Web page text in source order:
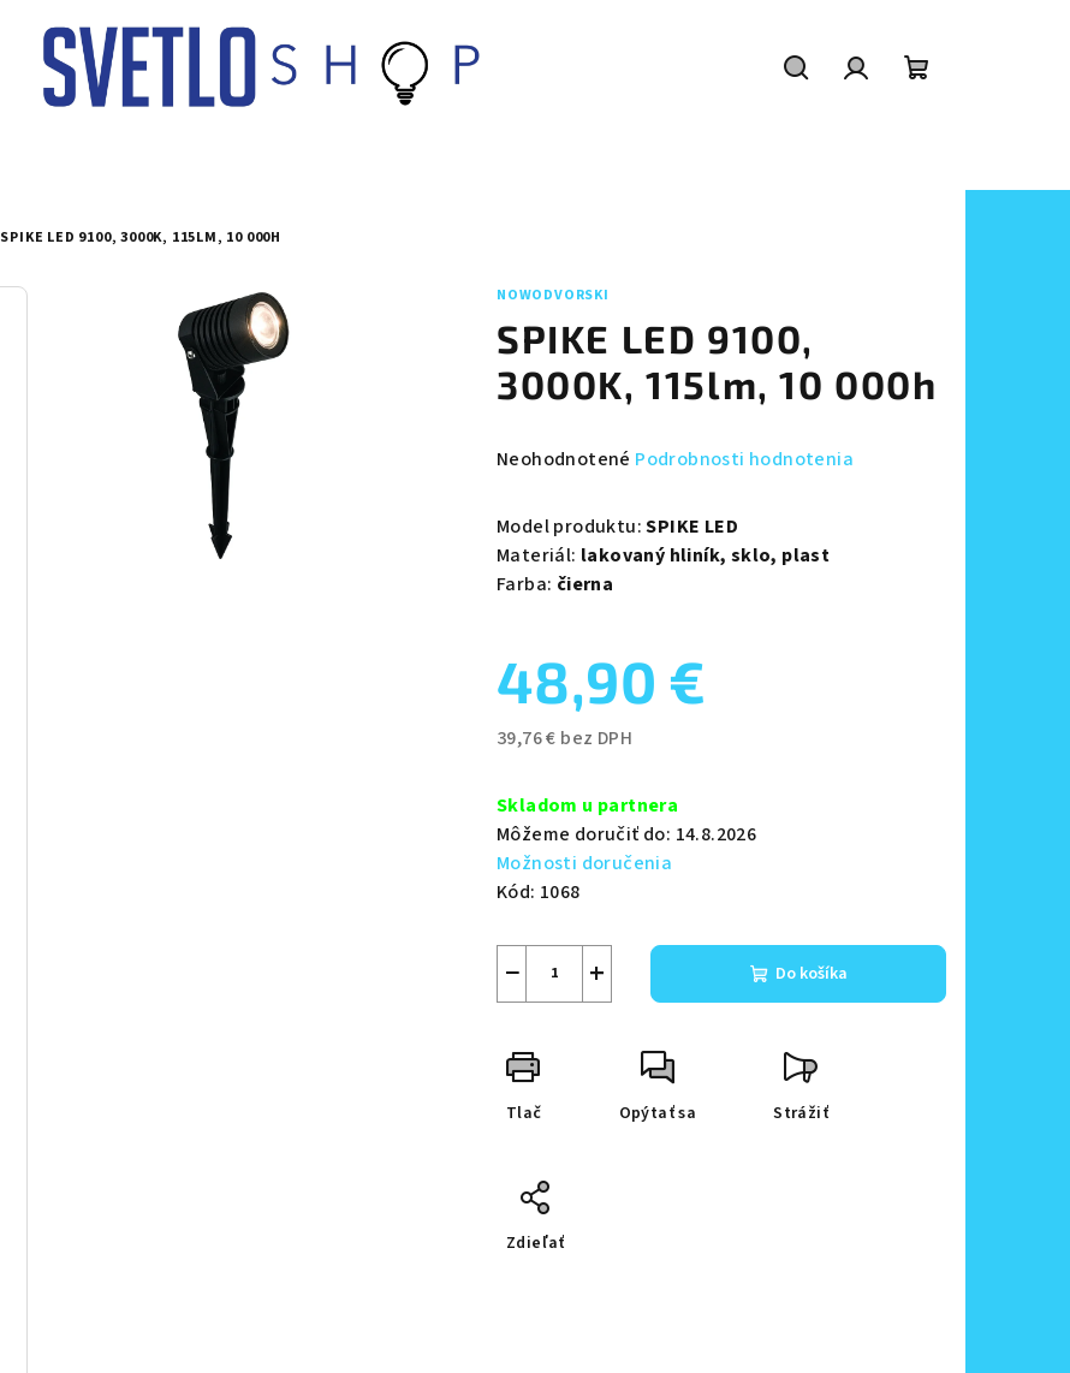
SPIKE LED 9100, 3000K, 115LM, 10 000H
NOWODVORSKI
SPIKE LED 9100,
3000K, 115lm, 10 000h
Priemerné
produktu
je
0,0
hviezdičiek.
Neohodnotené Podrobnosti hodnotenia
Model produktu:SPIKE LED
Materiál: lakovaný hliník, sklo, plast
Farba: čierna
48,90 €
39,76 € bez DPH
cena:
Skladom u partnera
Môžeme doručiť do: 14.8.2026
Možnosti doručenia
Kód: 1068
+
− Do košíka
Tlač Opýtať sa Strážiť
Zdieľať